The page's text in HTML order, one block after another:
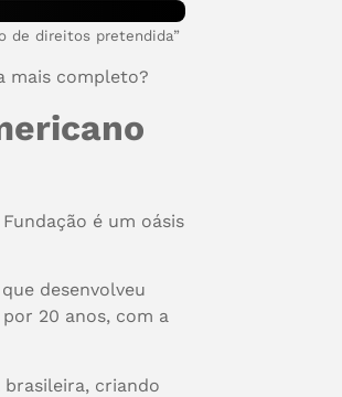
de direitos pretendida”
mais completo?
é um oásis
desenvolveu
20 anos, com a
criando